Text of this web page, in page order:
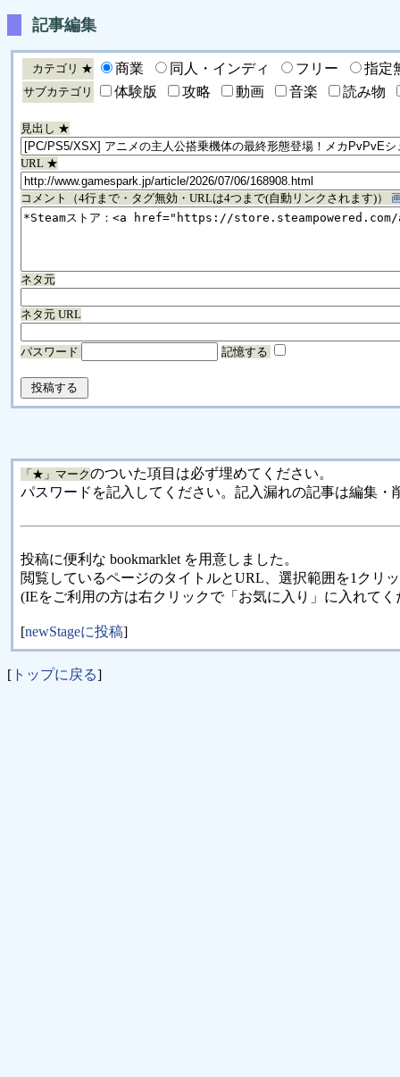
記事編集
カテゴリ ★ 商業 同人・インディ フリー 指定
サブカテゴリ 体験版 攻略 動画 音楽 読み物
見出し ★
URL ★
コメント（4行まで・タグ無効・URLは4つまで(自動リンクされます)）
ネタ元
ネタ元 URL
パスワード 記憶する
「★」マークのついた項目は必ず埋めてください。
パスワードを記入してください。記入漏れの記事は編集・
投稿に便利な bookmarklet を用意しました。
閲覧しているページのタイトルとURL、選択範囲を1クリ
(IEをご利用の方は右クリックで「お気に入り」に入れてく
[newStageに投稿]
[ トップに戻る]